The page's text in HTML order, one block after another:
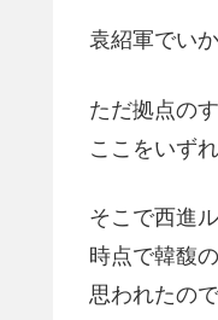
袁紹軍でい
ただ拠点の
ここをいず
そこで西進
時点で韓馥
思われたの